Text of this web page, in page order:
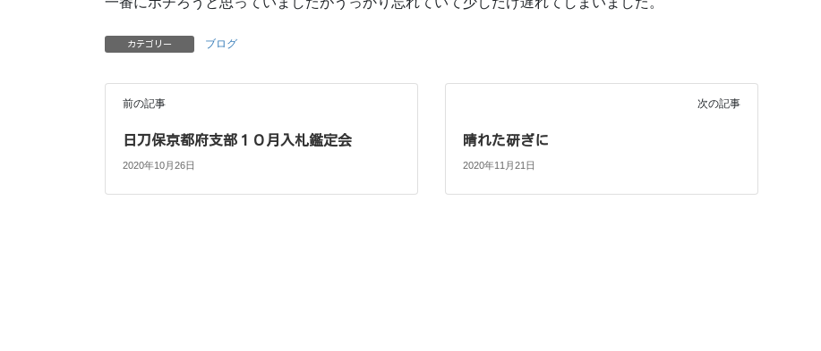
カテゴリー ブログ
前の記事
日刀保京都府支部１０月入札鑑定会
2020年10月26日
次の記事
晴れた研ぎに
2020年11月21日